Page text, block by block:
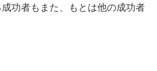
功者もまた、もとは他の成功者